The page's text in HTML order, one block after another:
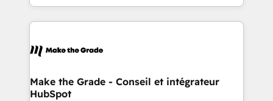
outil et des données partagées • Amélioration de la
collecte et de l’analyse des données pour des
de la productivité des équipes Notre équipe de 30
avec un engagement total, alignant processus
métiers et technologie, et guidant vos équipes à
Make the Grade - Conseil et intégrateur
HubSpot